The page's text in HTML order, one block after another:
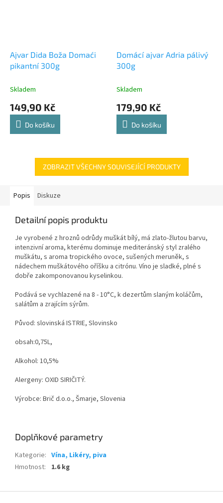
Ajvar Dida Boža Domaći
pikantní 300g
Skladem
149,90 Kč
Do košíku
Domácí ajvar Adria pálivý
300g
Skladem
179,90 Kč
Do košíku
ZOBRAZIT VŠECHNY SOUVISEJÍCÍ PRODUKTY
Popis Diskuze
Detailní popis produktu
Je vyrobené z hroznů odrůdy muškát bílý, má zlato-žlutou barvu,
intenzivní aroma, kterému dominuje mediteránský styl zralého
muškátu, s aroma tropického ovoce, sušených meruněk, s
nádechem muškátového oříšku a citrónu. Víno je sladké, plné s
dobře zakomponovanou kyselinkou.
Podává se vychlazené na 8 - 10°C, k dezertům slaným koláčům,
salátům a zrajícím sýrům.
Původ: slovinská ISTRIE, Slovinsko
obsah:0,75L,
Alkohol: 10,5%
Alergeny: OXID SIRIČITÝ.
Výrobce: Brič d.o.o., Šmarje, Slovenia
Doplňkové parametry
Kategorie: Vína, Likéry, piva
Hmotnost: 1.6 kg